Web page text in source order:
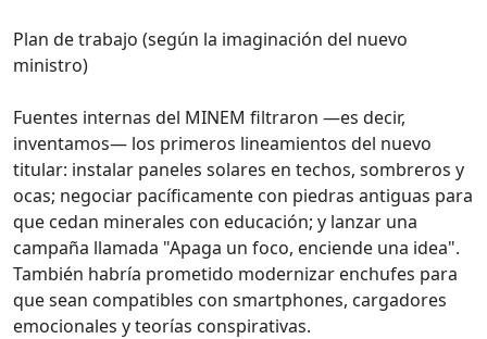
Plan de trabajo (según la imaginación del nuevo
ministro)
Fuentes internas del MINEM filtraron —es decir,
inventamos— los primeros lineamientos del nuevo
titular: instalar paneles solares en techos, sombreros y
ocas; negociar pacíficamente con piedras antiguas para
que cedan minerales con educación; y lanzar una
campaña llamada "Apaga un foco, enciende una idea".
También habría prometido modernizar enchufes para
que sean compatibles con smartphones, cargadores
emocionales y teorías conspirativas.